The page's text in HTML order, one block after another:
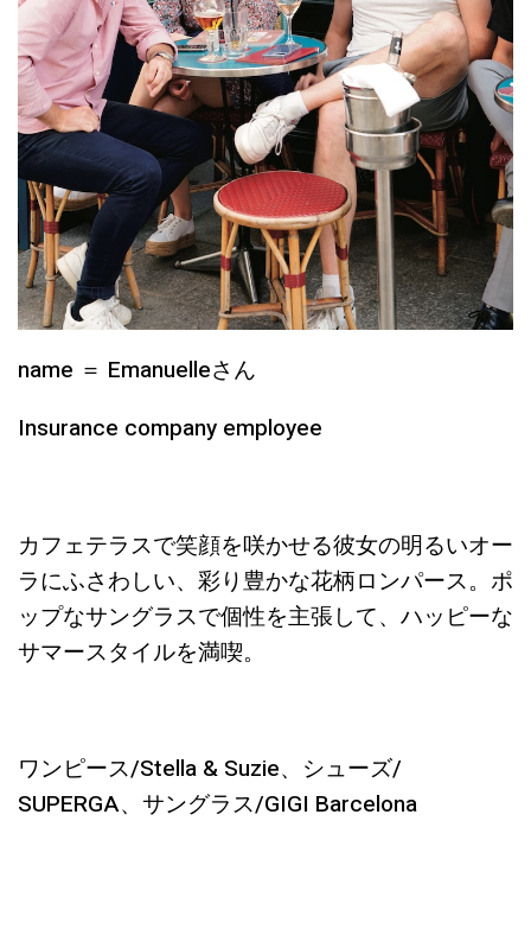
name ＝ Emanuelleさん
Insurance company employee
カフェテラスで笑顔を咲かせる彼女の明るいオー
ラにふさわしい、彩り豊かな花柄ロンパース。ポ
ップなサングラスで個性を主張して、ハッピーな
サマースタイルを満喫。
ワンピース/Stella & Suzie、シューズ/
SUPERGA、サングラス/GIGI Barcelona